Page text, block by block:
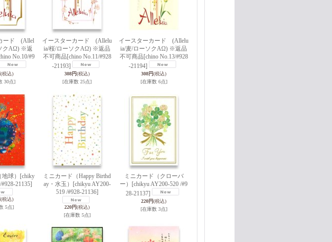
ード (Allel
クAΩ) ※返
No.10/#9
(税込)
30点]
イースターカード (Allelu
ia/桜/ローソクAΩ) ※返品
不可商品 [chino No.11/#928
-21193]
308円(税込)
[在庫数 25点]
イースターカード (Allelu
ia/麦/ローソクAΩ) ※返品
不可商品 [chino No.13/#928
-21194]
308円(税込)
[在庫数 6点]
球）
[chiky
21135]
(税込)
5点]
ミニカード（Happy Birthd
ay・水玉）
[chikyu AY200-
519 /#928-21136]
220円(税込)
[在庫数 5点]
ミニカード（クローバ
ー）
[chikyu AY200-520 /#9
28-21137]
220円(税込)
[在庫数 3点]